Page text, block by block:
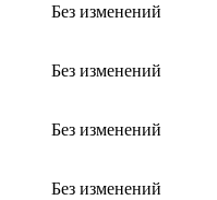
Без изменений
Без изменений
Без изменений
Без изменений